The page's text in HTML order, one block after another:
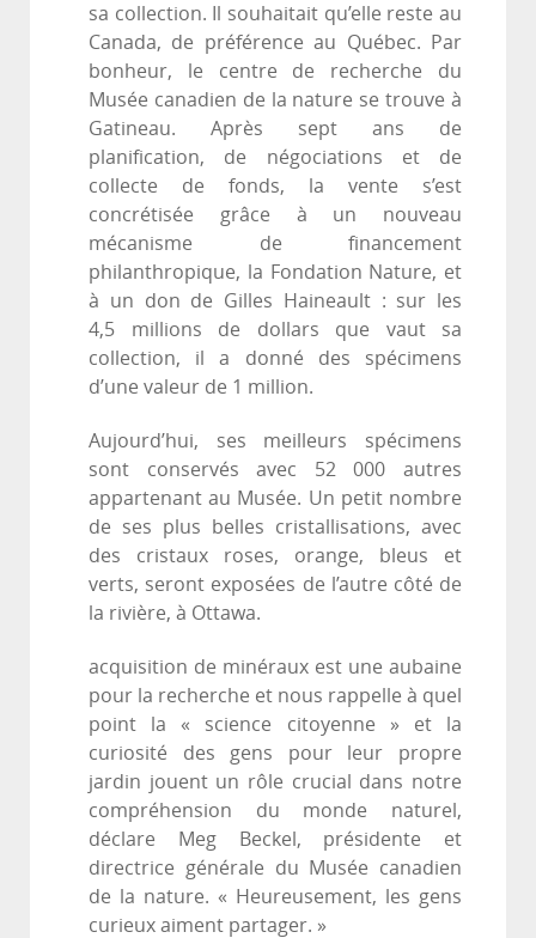
sa collection. Il souhaitait qu’elle reste au
Canada, de préférence au Québec. Par
bonheur, le centre de recherche du
Musée canadien de la nature se trouve à
Gatineau. Après sept ans de
planification, de négociations et de
collecte de fonds, la vente s’est
concrétisée grâce à un nouveau
mécanisme de financement
philanthropique, la Fondation Nature, et
à un don de Gilles Haineault : sur les
4,5 millions de dollars que vaut sa
collection, il a donné des spécimens
d’une valeur de 1 million.
Aujourd’hui, ses meilleurs spécimens
sont conservés avec 52 000 autres
appartenant au Musée. Un petit nombre
de ses plus belles cristallisations, avec
des cristaux roses, orange, bleus et
verts, seront exposées de l’autre côté de
la rivière, à Ottawa.
acquisition de minéraux est une aubaine
pour la recherche et nous rappelle à quel
point la « science citoyenne » et la
curiosité des gens pour leur propre
jardin jouent un rôle crucial dans notre
compréhension du monde naturel,
déclare Meg Beckel, présidente et
directrice générale du Musée canadien
de la nature. « Heureusement, les gens
curieux aiment partager. »